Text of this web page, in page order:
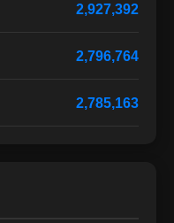
2,927,392
2,796,764
2,785,163